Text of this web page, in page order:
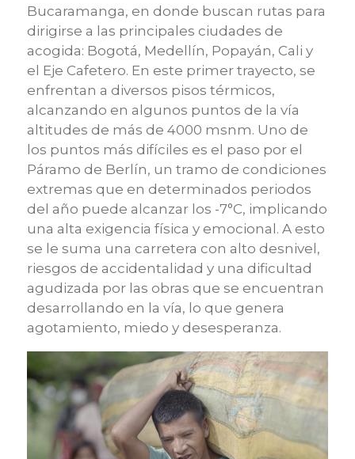
Bucaramanga, en donde buscan rutas para
dirigirse a las principales ciudades de
acogida: Bogotá, Medellín, Popayán, Cali y
el Eje Cafetero. En este primer trayecto, se
enfrentan a diversos pisos térmicos,
alcanzando en algunos puntos de la vía
altitudes de más de 4000 msnm. Uno de
los puntos más difíciles es el paso por el
Páramo de Berlín, un tramo de condiciones
extremas que en determinados periodos
del año puede alcanzar los -7°C, implicando
una alta exigencia física y emocional. A esto
se le suma una carretera con alto desnivel,
riesgos de accidentalidad y una dificultad
agudizada por las obras que se encuentran
desarrollando en la vía, lo que genera
agotamiento, miedo y desesperanza.